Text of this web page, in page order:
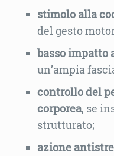
stimolo alla
del gesto
basso impatto
un’ampia
controllo del
corporea, se
strutturato;
azione